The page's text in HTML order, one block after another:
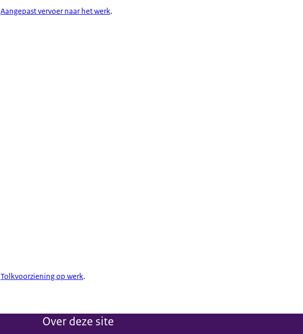
Aangepast vervoer naar het werk.
Tolkvoorziening op werk.
Over deze site